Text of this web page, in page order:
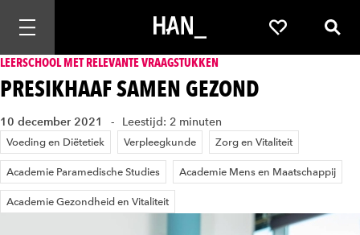
Mobiele navigatie openen Favorieten
LEERSCHOOL MET RELEVANTE VRAAGSTUKKEN
PRESIKHAAF SAMEN GEZOND
10 december 2021 Leestijd: 2 minuten
Voeding en Diëtetiek Verpleegkunde Zorg en Vitaliteit
Academie Paramedische Studies Academie Mens en Maatschappij
Academie Gezondheid en Vitaliteit